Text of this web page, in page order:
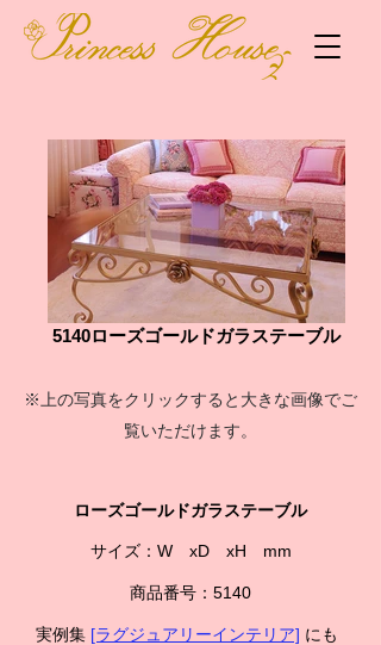
5140ローズゴールドガラステーブル
※上の写真をクリックすると大きな画像でご
覧いただけます。
ローズゴールドガラステーブル
サイズ：W xD xH mm
商品番号：5140
実例集 [ラグジュアリーインテリア] にも